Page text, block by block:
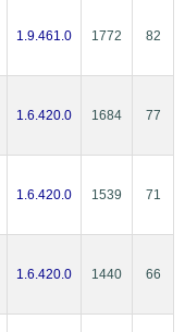
1.9.461.0 1772 82
1.6.420.0 1684 77
1.6.420.0 1539 71
1.6.420.0 1440 66